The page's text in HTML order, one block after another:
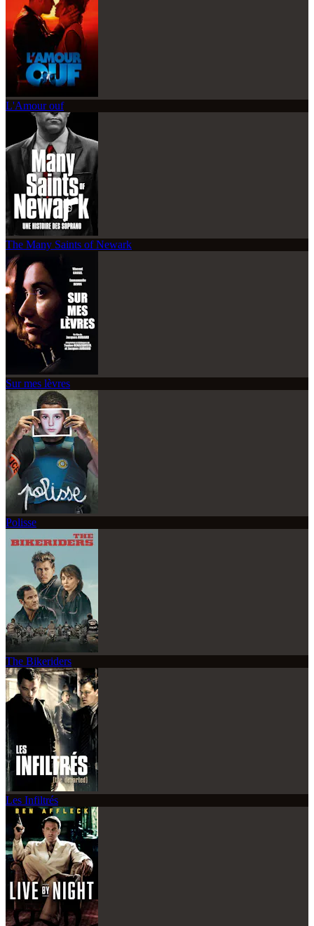
L'Amour ouf
The Many Saints of Newark
Sur mes lèvres
Polisse
The Bikeriders
Les Infiltrés